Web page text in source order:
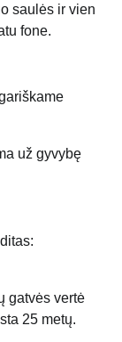
gatvės vertė
25 metų.